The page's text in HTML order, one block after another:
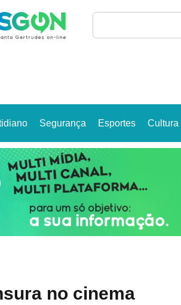
Segurança Esportes Cultura
no cinema